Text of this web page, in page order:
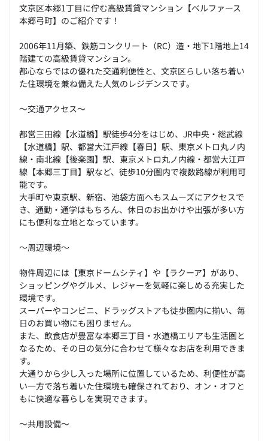
文京区本郷1丁目に佇む高級賃貸マンション【ベルファース
本郷弓町】のご紹介です！
2006年11月築、鉄筋コンクリート（RC）造・地下1階地上14
階建ての高級賃貸マンション。
都心ならではの優れた交通利便性と、文京区らしい落ち着い
た住環境を兼ね備えた人気のレジデンスです。
～交通アクセス～
都営三田線【水道橋】駅徒歩4分をはじめ、JR中央・総武線
【水道橋】駅、都営大江戸線【春日】駅、東京メトロ丸ノ内
線・南北線【後楽園】駅、東京メトロ丸ノ内線・都営大江戸
線【本郷三丁目】駅など、徒歩10分圏内で複数路線が利用可
能です。
大手町や東京駅、新宿、池袋方面へもスムーズにアクセスで
き、通勤・通学はもちろん、休日のお出かけや出張が多い方
にも便利な立地となっています。
～周辺環境～
物件周辺には【東京ドームシティ】や【ラクーア】があり、
ショッピングやグルメ、レジャーを気軽に楽しめる充実した
環境です。
スーパーやコンビニ、ドラッグストアも徒歩圏内に揃い、毎
日のお買い物にも困りません。
また、飲食店が豊富な本郷三丁目・水道橋エリアも生活圏と
なるため、その日の気分に合わせて様々なお店を利用できま
す。
大通りから少し入った場所に位置しているため、利便性が高
い一方で落ち着いた住環境も確保されており、オン・オフと
もに快適な暮らしを実現できます。
～共用設備～